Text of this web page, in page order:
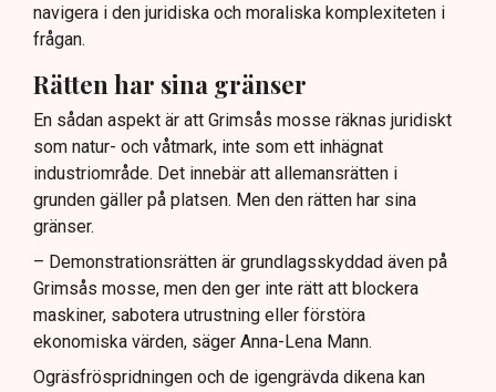
navigera i den juridiska och moraliska komplexiteten i
frågan.
Rätten har sina gränser
En sådan aspekt är att Grimsås mosse räknas juridiskt
som natur- och våtmark, inte som ett inhägnat
industriområde. Det innebär att allemansrätten i
grunden gäller på platsen. Men den rätten har sina
gränser.
– Demonstrationsrätten är grundlagsskyddad även på
Grimsås mosse, men den ger inte rätt att blockera
maskiner, sabotera utrustning eller förstöra
ekonomiska värden, säger Anna-Lena Mann.
Ogräsfröspridningen och de igengrävda dikena kan